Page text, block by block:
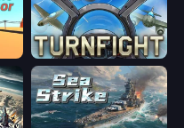
Turnfight